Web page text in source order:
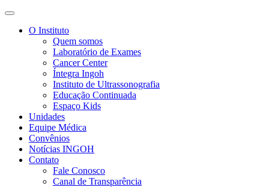
O Instituto
Quem somos
Laboratório de Exames
Cancer Center
Íntegra Ingoh
Instituto de Ultrassonografia
Educação Continuada
Espaço Kids
Unidades
Equipe Médica
Convênios
Notícias INGOH
Contato
Fale Conosco
Canal de Transparência